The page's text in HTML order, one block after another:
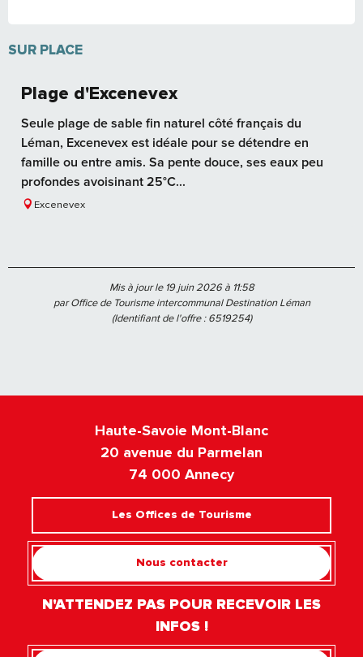
SUR PLACE
Plage d'Excenevex
Seule plage de sable fin naturel côté français du
Léman, Excenevex est idéale pour se détendre en
famille ou entre amis. Sa pente douce, ses eaux peu
profondes avoisinant 25°C...
Excenevex
Mis à jour le 19 juin 2026 à 11:58
par Office de Tourisme intercommunal Destination Léman
(Identifiant de l'offre :6519254)
Haute-Savoie Mont-Blanc
20 avenue du Parmelan
74 000 Annecy
Les Offices de Tourisme
Nous contacter
N'ATTENDEZ PAS POUR RECEVOIR LES
INFOS !